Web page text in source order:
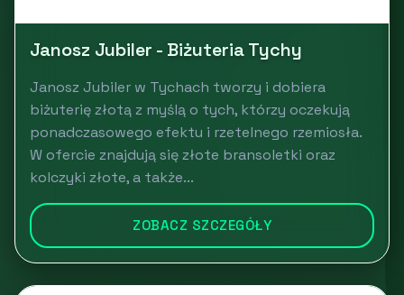
Janosz Jubiler - Biżuteria Tychy
Janosz Jubiler w Tychach tworzy i dobiera
biżuterię złotą z myślą o tych, którzy oczekują
ponadczasowego efektu i rzetelnego rzemiosła.
W ofercie znajdują się złote bransoletki oraz
kolczyki złote, a także...
ZOBACZ SZCZEGÓŁY